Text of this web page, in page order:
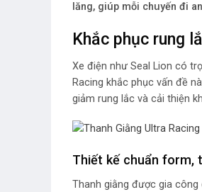
lăng, giúp mỗi chuyến đi
Khắc phục rung
Xe điện như Seal Lion có
Racing khắc phục vấn đề
giảm rung lắc và cải thiện
Thiết kế chuẩn form,
Thanh giằng được gia